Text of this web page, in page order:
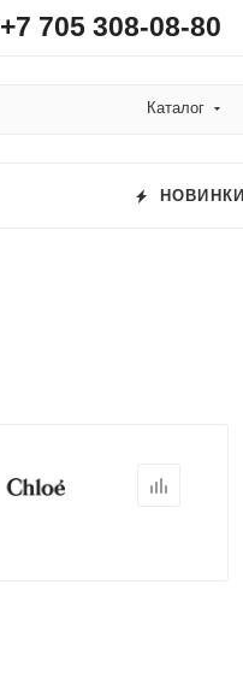
+7 705 308-08-80
Каталог
НОВИНКИ